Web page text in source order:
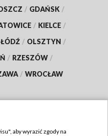
/ GDAŃSK /
/ KIELCE /
ŁÓDŹ / OLSZTYN /
/ RZESZÓW /
/ WROCŁAW
aby wyrazić zgody na